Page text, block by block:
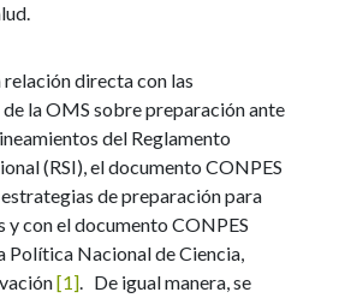
directa con las
la OMS sobre preparación ante
del Reglamento
(RSI), el documento CONPES
de preparación para
y con el documento CONPES
Política Nacional de Ciencia,
[1]. De igual manera, se